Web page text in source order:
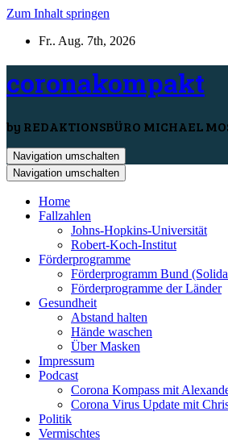
Zum Inhalt springen
Fr.. Aug. 7th, 2026
coronakompakt
by REDAKTIONSBÜRO MICHAEL
Navigation umschalten
Navigation umschalten
Home
Fallzahlen
Johns-Hopkins-Universität
Robert-Koch-Institut
Förderprogramme
Förderprogramm Bund
Förderprogramme der Länder
Gesundheit
Abstand halten
Hände waschen
Über Masken
Impressum
Podcast
Corona Kompass mit
Corona Virus Update mit
Politik
Vermischtes